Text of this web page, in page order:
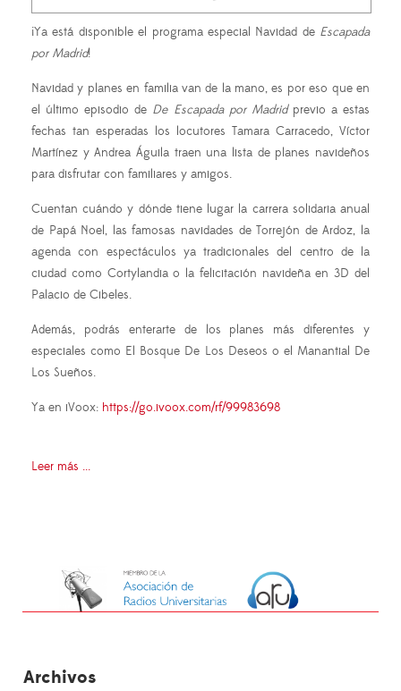
¡Ya está disponible el programa especial Navidad de Escapada
por Madrid!
Navidad y planes en familia van de la mano, es por eso que en
el último episodio de De Escapada por Madridprevio a estas
fechas tan esperadas los locutores Tamara Carracedo, Víctor
Martínez y Andrea Águila traen una lista de planes navideños
para disfrutar con familiares y amigos.
Cuentan cuándo y dónde tiene lugar la carrera solidaria anual
de Papá Noel, las famosas navidades de Torrejón de Ardoz, la
agenda con espectáculos ya tradicionales del centro de la
ciudad como Cortylandia o la felicitación navideña en 3D del
Palacio de Cibeles.
Además, podrás enterarte de los planes más diferentes y
especiales como El Bosque De Los Deseos o el Manantial De
Los Sueños.
Ya en iVoox: https://go.ivoox.com/rf/99983698
Leer más ...
Archivos